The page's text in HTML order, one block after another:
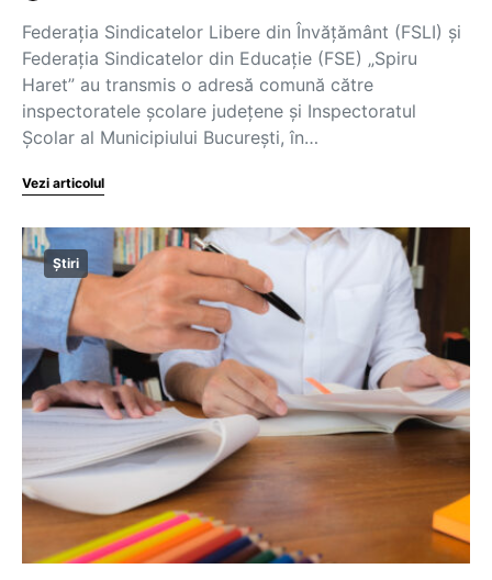
Federația Sindicatelor Libere din Învățământ (FSLI) și
Federația Sindicatelor din Educație (FSE) „Spiru
Haret” au transmis o adresă comună către
inspectoratele școlare județene și Inspectoratul
Școlar al Municipiului București, în…
Vezi articolul
Știri